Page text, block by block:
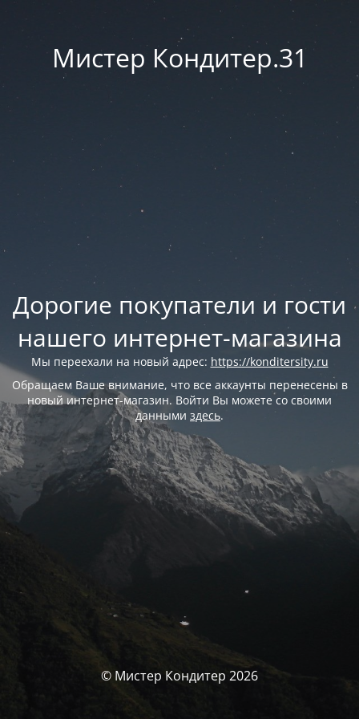
Мистер Кондитер.31
Дорогие покупатели и гости
нашего интернет-магазина
Мы переехали на новый адрес: https://konditersity.ru
Обращаем Ваше внимание, что все аккаунты перенесены в
новый интернет-магазин. Войти Вы можете со своими
данными здесь.
© Мистер Кондитер 2026